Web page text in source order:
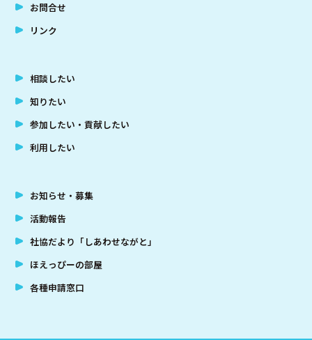
お問合せ
リンク
相談したい
知りたい
参加したい・貢献したい
利用したい
お知らせ・募集
活動報告
社協だより「しあわせながと」
ほえっぴーの部屋
各種申請窓口